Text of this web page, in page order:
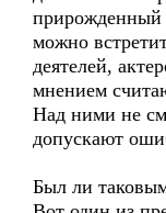
прирожденный
можно
деятелей,
мнением
Над ними не
допускают
Был ли